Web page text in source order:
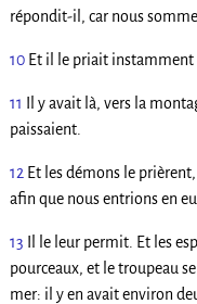
répondit-il, car nous
10 Et il le priait instamment
11 Il y avait là, vers la
paissaient.
12 Et les démons le
afin que nous entrions en
13 Il le leur permit. Et les
pourceaux, et le troupeau
mer: il y en avait environ